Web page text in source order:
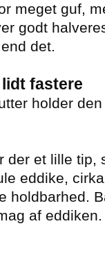
meget guf,
godt
det.
fastere
holder
et lille tip,
eddike,
holdbarhed.
af